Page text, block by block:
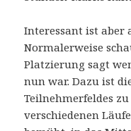
Interessant ist aber
Normalerweise
Platzierung sagt
nun war. Dazu ist
Teilnehmerfeldes
verschiedenen